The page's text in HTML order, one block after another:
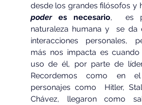
desde los grandes filósofos y
poder es necesario,  es
naturaleza humana y  se da
interacciones personales,
más nos impacta es
uso de él, por parte de
Recordemos como en
personajes como  Hitler,
Chávez, llegaron como